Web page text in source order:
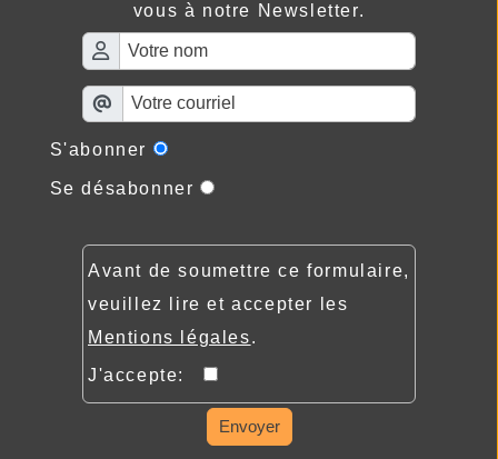
vous à notre Newsletter.
S'abonner
Se désabonner
Avant de soumettre ce formulaire,
veuillez lire et accepter les
Mentions légales.
J'accepte:
Envoyer